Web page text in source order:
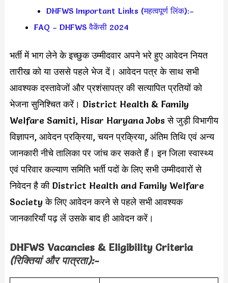
DHFWS Important Links (महत्वपूर्ण लिंक):–
FAQ – DHFWS वैकेंसी 2024
भर्ती में भाग लेने के इच्छुक उम्मीदवार अपने भरे हुए आवेदन नियत
तारीख को या उससे पहले भेज दें। आवेदन पत्र के साथ सभी
आवश्यक दस्तावेजों और प्रशंसापत्र की सत्यापित प्रतियों को
भेजना सुनिश्चित करें। District Health & Family
Welfare Samiti, Hisar Haryana Jobs से जुड़ी विभागीय
विज्ञापन, आवेदन प्रक्रिया, चयन प्रक्रिया, अंतिम तिथि एवं अन्य
जानकारी नीचे तालिका पर जांच कर सकते हैं। इन जिला स्वास्थ्य
एवं परिवार कल्याण समिति भर्ती पदों के लिए सभी उम्मीदवारों से
निवेदन है की District Health and Family Welfare
Society के लिए आवेदन करने से पहले सभी आवश्यक
जानकारियाँ पढ़ लें उसके बाद ही आवेदन करें।
DHFWS Vacancies & Eligibility Criteria
(रिक्तियां और पात्रता):-